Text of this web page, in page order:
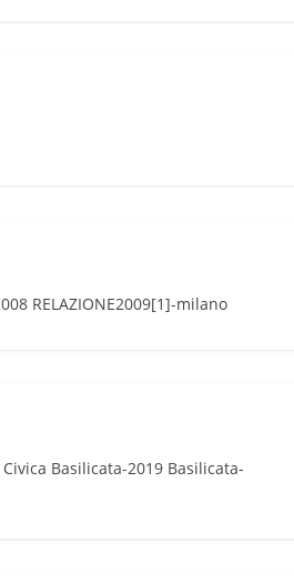
RELAZIONE2009[1]-milano
Basilicata-2019 Basilicata-